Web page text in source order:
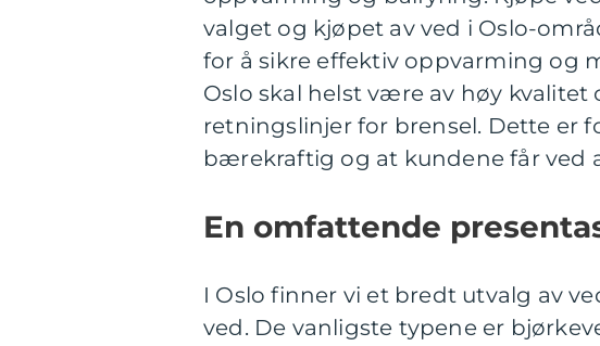
valget og kjøpet av ved i Oslo-
for å sikre effektiv oppvarming og
Oslo skal helst være av høy
retningslinjer for brensel. Dette er
bærekraftig og at kundene får ved
En omfattende
I Oslo finner vi et bredt utvalg av
ved. De vanligste typene er